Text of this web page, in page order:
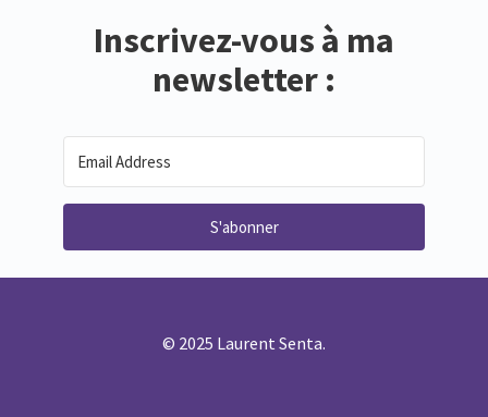
Inscrivez-vous à ma
newsletter :
S'abonner
© 2025 Laurent Senta.